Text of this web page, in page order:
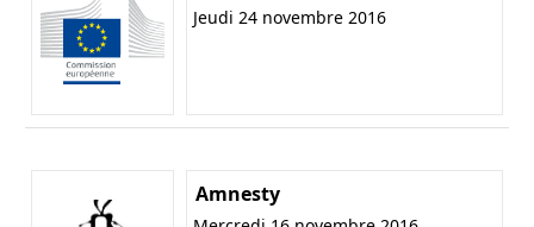
Jeudi 24 novembre 2016
Amnesty